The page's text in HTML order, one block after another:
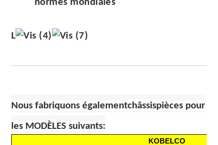
normes mondiales
L
Nous fabriquons égalementchâssispièces pour
les MODÈLES suivants:
KOBELCO